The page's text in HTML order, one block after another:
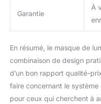
Garantie
À
En résumé, le masque de
combinaison de design
d’un bon rapport qualité-
faire concernant le système
pour ceux qui cherchent à